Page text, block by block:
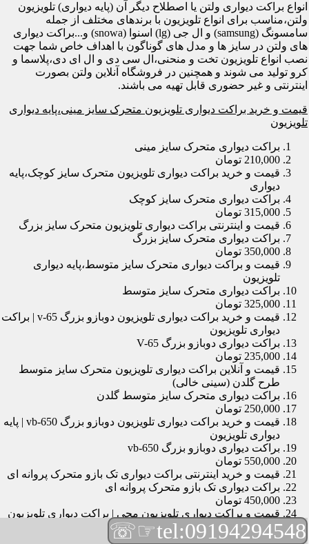
انواع براکت دیواری ولتن یا اصطلاح دیگر آن (پایه دیواری) تلویزیون
ولتن،مناسب برای انواع تلویزیون با برندهای مختلف از جمله
سامسونگ (samsung) و ال جی (lg) اسنوا (snowa) و...براکت دیواری
های ولتن در سایز ها و مدل های گوناگون با اهداف خاص شما جهت
نصب انواع تلویزیون تخت و منحنی،ال سی دی و ال ای دی،پلاسما و
کرو تولید می شوند و همچنین در فروشگاه آنلاین ولتن بصورت
اینترنتی و غیر حضوری قابل تهیه می باشند.
قیمت و خرید براکت دیواری تلویزیون متحرک سایز مینی،پایه دیواری
تلویزیون
براکت دیواری متحرک سایز مینی
210,000 تومان
قیمت و خرید براکت دیواری تلویزیون متحرک سایز کوچک،پایه
دیواری
براکت دیواری متحرک سایز کوچک
315,000 تومان
قیمت و اینترنتی براکت دیواری تلویزیون متحرک سایز بزرگ
براکت دیواری متحرک سایز بزرگ
350,000 تومان
قیمت و براکت دیواری متحرک سایز متوسط،پایه دیواری
تلویزیون
براکت دیواری متحرک سایز متوسط
325,000 تومان
قیمت و خرید براکت دیواری تلویزیون دوبازو بزرگ v-65 | براکت
دیواری تلویزیون
براکت دیواری دوبازو بزرگ V-65
235,000 تومان
قیمت و آنلاین براکت دیواری تلویزیون متحرک سایز متوسط
طرح گلدن (سینی خالی)
براکت دیواری متحرک سایز متوسط گلدن
250,000 تومان
قیمت و خرید براکت دیواری تلویزیون دوبازو بزرگ vb-650 | پایه
دیواری تلویزیون
براکت دیواری دوبازو بزرگ vb-650
550,000 تومان
قیمت و خرید اینترنتی براکت دیواری تک بازو متحرک پروانه ای
براکت دیواری تک بازو متحرک پروانه ای
450,000 تومان
قیمت و براکت دیواری تلویزیون مچی | براکت دیواری تلویزیون
براکت دیواری مچی
165,000 تومان
tel:09194294548
☞☏